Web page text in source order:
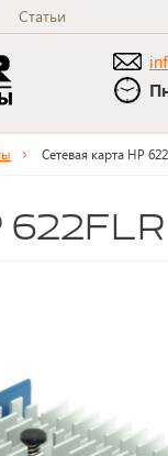
Статьи
Сетевая карта HP